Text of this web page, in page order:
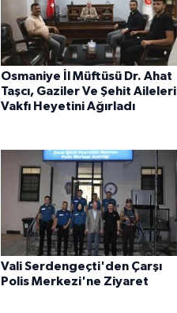
Osmaniye İl Müftüsü Dr. Ahat
Taşcı, Gaziler Ve Şehit Aileleri
Vakfı Heyetini Ağırladı
Vali Serdengeçti'den Çarşı
Polis Merkezi'ne Ziyaret